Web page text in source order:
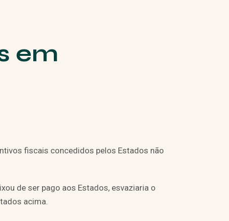
em
fiscais concedidos pelos Estados não
de ser pago aos Estados, esvaziaria o
acima.